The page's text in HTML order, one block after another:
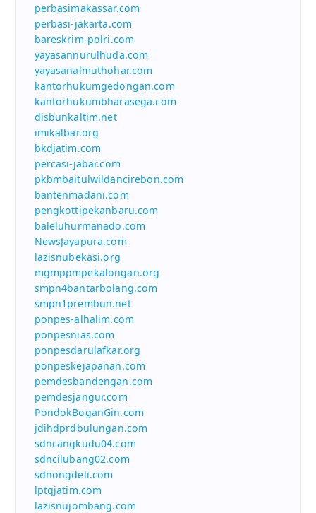
perbasimakassar.com
perbasi-jakarta.com
bareskrim-polri.com
yayasannurulhuda.com
yayasanalmuthohar.com
kantorhukumgedongan.com
kantorhukumbharasega.com
disbunkaltim.net
imikalbar.org
bkdjatim.com
percasi-jabar.com
pkbmbaitulwildancirebon.com
bantenmadani.com
pengkottipekanbaru.com
baleluhurmanado.com
NewsJayapura.com
lazisnubekasi.org
mgmppmpekalongan.org
smpn4bantarbolang.com
smpn1prembun.net
ponpes-alhalim.com
ponpesnias.com
ponpesdarulafkar.org
ponpeskejapanan.com
pemdesbandengan.com
pemdesjangur.com
PondokBoganGin.com
jdihdprdbulungan.com
sdncangkudu04.com
sdncilubang02.com
sdnongdeli.com
lptqjatim.com
lazisnujombang.com